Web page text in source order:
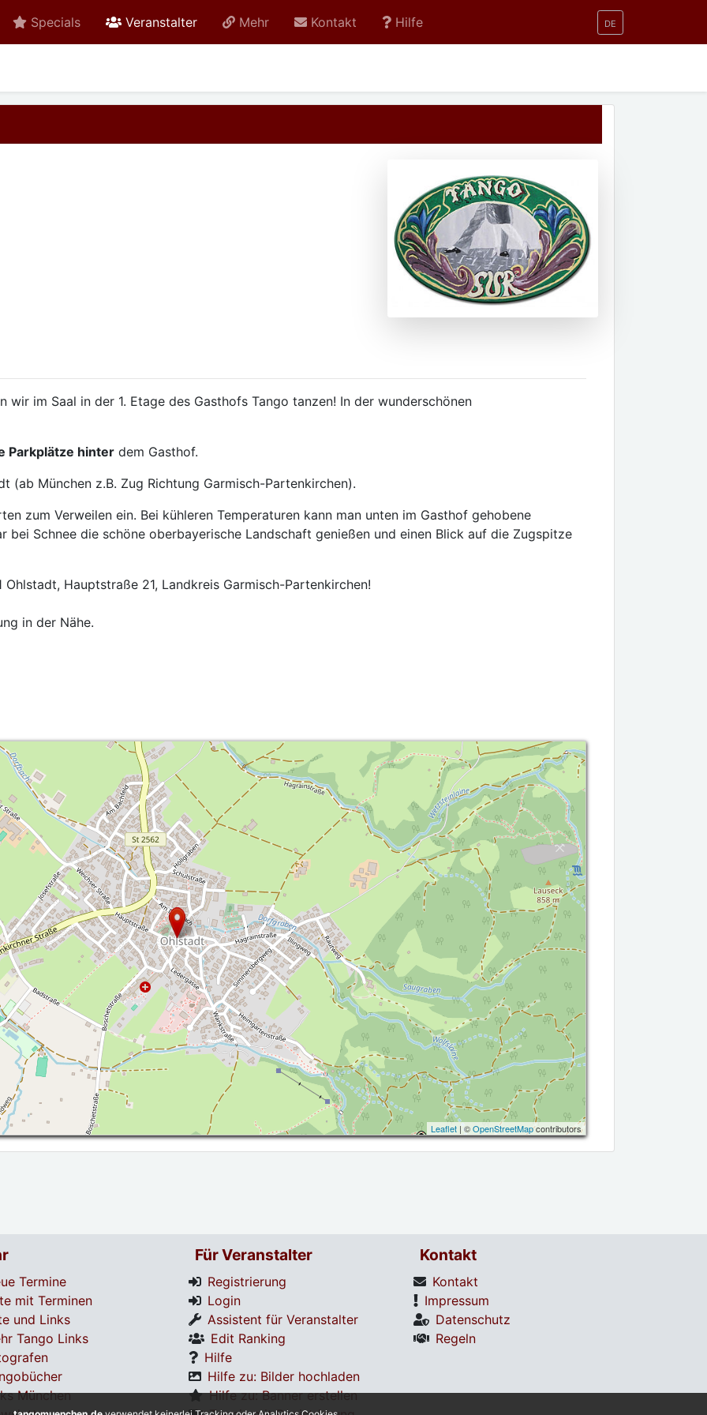
Specials Veranstalteractive Mehr Kontakt Hilfe DE
wir im Saal in der 1. Etage des Gasthofs Tango tanzen! In der wunderschönen
Parkplätze hinter dem Gasthof.
(ab München z.B. Zug Richtung Garmisch-Partenkirchen).
zum Verweilen ein. Bei kühleren Temperaturen kann man unten im Gasthof gehobene
bei Schnee die schöne oberbayerische Landschaft genießen und einen Blick auf die Zugspitze
Hauptstraße 21, Landkreis Garmisch-Partenkirchen!
in der Nähe.
Leaflet | ©OpenStreetMapcontributors
Termine
mit Terminen
und Links
Tango Links
München
Für Veranstalter
Registrierung
Login
Assistent für Veranstalter
Edit Ranking
Hilfe
Hilfe zu: Bilder hochladen
Hilfe zu: Banner erstellen
Kontakt
Kontakt
Impressum
Datenschutz
Regeln